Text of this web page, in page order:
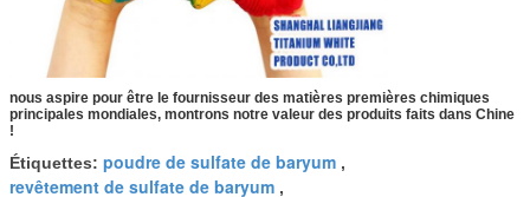
nous aspire pour être le fournisseur des matières premières chimiques
principales mondiales, montrons notre valeur des produits faits dans Chine
!
Étiquettes: poudre de sulfate de baryum ,
revêtement de sulfate de baryum ,